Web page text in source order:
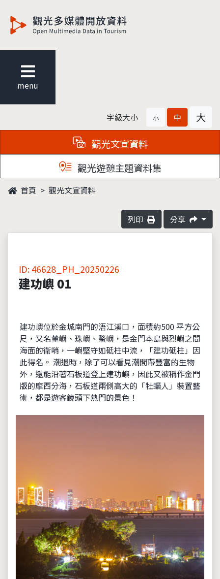
menu
字級大小 小 中 大
觀光文宣資料
觀光遊憩主題資料集
首頁 觀光文宣資料
列印 分享
ID: 46628_PH_20250226
建功嶼 01
建功嶼位於金城南門的浯江溪口，面積約500 平方公
尺，又名董嶼、珠嶼、鰲嶼，是金門本島與烈嶼之間
海面的衛哨，一嶼堅守如砥柱中流，「建功砥柱」因
此得名。 潮退時，除了可以看見潮間帶豐富的生物
外，還能沿著石板道登上建功嶼，因此又被稱作金門
版的摩西分海，石板道兩側高大的「牡蠣人」裝置藝
術，都是遊客鏡頭下熱門的景色！